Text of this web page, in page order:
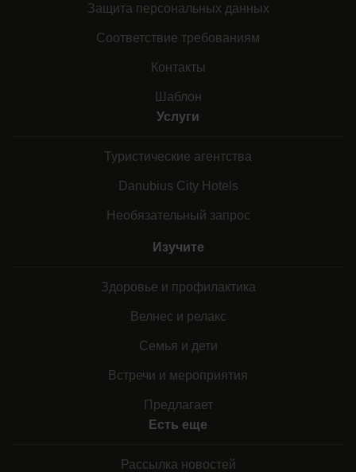
Защита персональных данных
Соответствие требованиям
Контакты
Шаблон
Услуги
Туристические агентства
Danubius City Hotels
Необязательный запрос
Изучите
Здоровье и профилактика
Велнес и релакс
Семья и дети
Встречи и мероприятия
Предлагает
Есть еще
Рассылка новостей